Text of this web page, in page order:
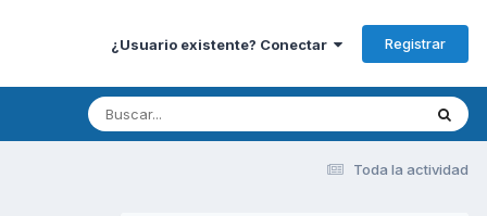
¿Usuario existente? Conectar Registrar
Toda la actividad